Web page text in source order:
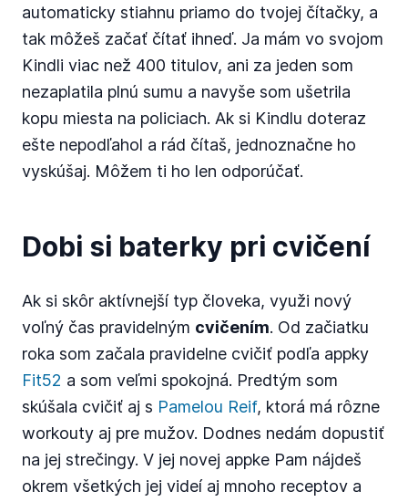
automaticky stiahnu priamo do tvojej čítačky, a
tak môžeš začať čítať ihneď. Ja mám vo svojom
Kindli viac než 400 titulov, ani za jeden som
nezaplatila plnú sumu a navyše som ušetrila
kopu miesta na policiach. Ak si Kindlu doteraz
ešte nepodľahol a rád čítaš, jednoznačne ho
vyskúšaj. Môžem ti ho len odporúčať.
Dobi si baterky pri cvičení
Ak si skôr aktívnejší typ človeka, využi nový
voľný čas pravidelným cvičením. Od začiatku
roka som začala pravidelne cvičiť podľa appky
Fit52 a som veľmi spokojná. Predtým som
skúšala cvičiť aj s Pamelou Reif, ktorá má rôzne
workouty aj pre mužov. Dodnes nedám dopustiť
na jej strečingy. V jej novej appke Pam nájdeš
okrem všetkých jej videí aj mnoho receptov a